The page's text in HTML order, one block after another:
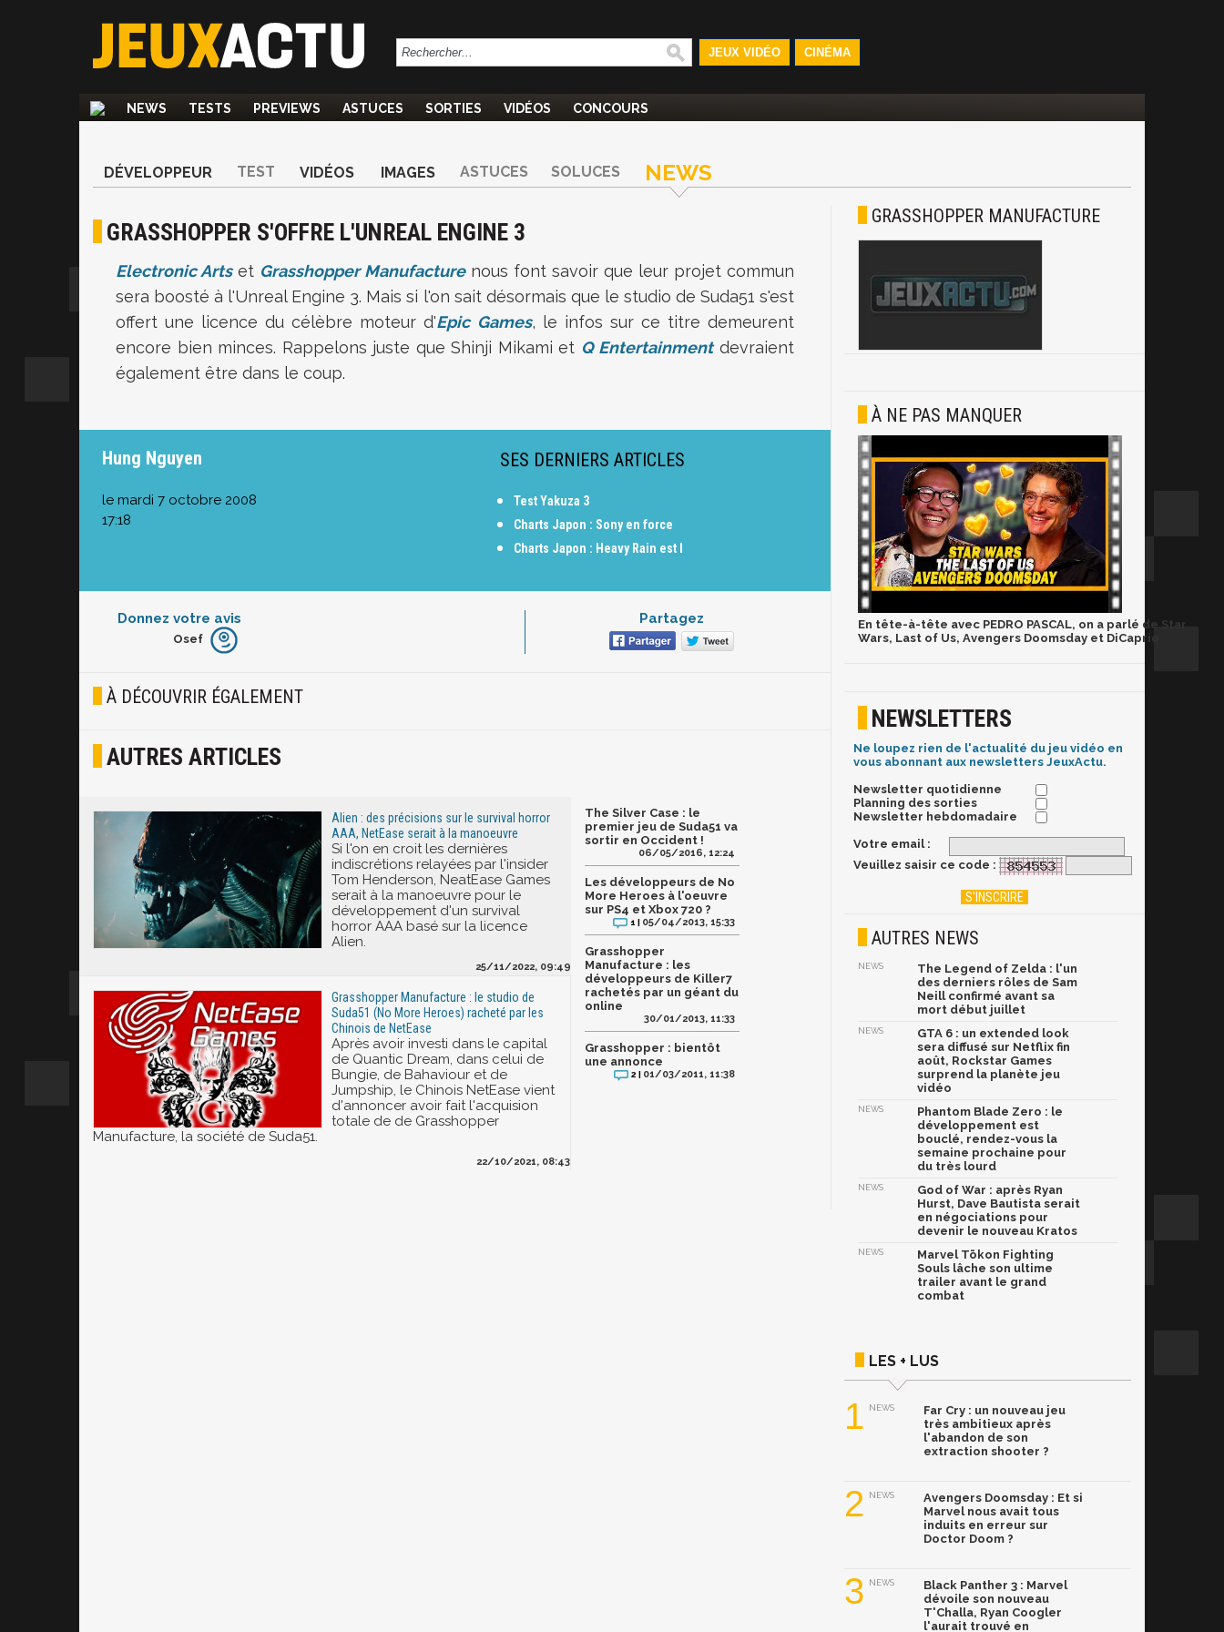
JEUX VIDÉO CINÉMA
NEWS TESTS PREVIEWS ASTUCES SORTIES VIDÉOS CONCOURS
DÉVELOPPEUR TEST VIDÉOS IMAGES ASTUCES SOLUCES NEWS
GRASSHOPPER S'OFFRE L'UNREAL ENGINE 3
Electronic Artset Grasshopper Manufacturenous font savoir que leur projet commun
sera boosté à l'Unreal Engine 3. Mais si l'on sait désormais que le studio de Suda51 s'est
offert une licence du célèbre moteur d'Epic Games, le infos sur ce titre demeurent
encore bien minces. Rappelons juste que Shinji Mikami et Q Entertainmentdevraient
également être dans le coup.
Hung Nguyen
le mardi 7 octobre 2008
17:18
SES DERNIERS ARTICLES
Test Yakuza 3
Charts Japon : Sony en force
Charts Japon : Heavy Rain est l
Donnez votre avis
Furieux
Joyeux
Osef
Partagez
À DÉCOUVRIR ÉGALEMENT
AUTRES ARTICLES
Alien : des précisions sur le survival horror
AAA, NetEase serait à la manoeuvre
Si l'on en croit les dernières
indiscrétions relayées par l'insider
Tom Henderson, NeatEase Games
serait à la manoeuvre pour le
développement d'un survival
horror AAA basé sur la licence
Alien.
25/11/2022, 09:49
Grasshopper Manufacture : le studio de
Suda51 (No More Heroes) racheté par les
Chinois de NetEase
Après avoir investi dans le capital
de Quantic Dream, dans celui de
Bungie, de Bahaviour et de
Jumpship, le Chinois NetEase vient
d'annoncer avoir fait l'acquision
totale de de Grasshopper
Manufacture, la société de Suda51.
22/10/2021, 08:43
The Silver Case : le
premier jeu de Suda51 va
sortir en Occident !
06/05/2016, 12:24
Les développeurs de No
More Heroes à l'oeuvre
sur PS4 et Xbox 720 ?
1 | 05/04/2013, 15:33
Grasshopper
Manufacture : les
développeurs de Killer7
rachetés par un géant du
online
30/01/2013, 11:33
Grasshopper : bientôt
une annonce
2 | 01/03/2011, 11:38
GRASSHOPPER MANUFACTURE
À NE PAS MANQUER
En tête-à-tête avec PEDRO PASCAL, on a parlé de Star
Wars, Last of Us, Avengers Doomsday et DiCaprio
NEWSLETTERS
Ne loupez rien de l'actualité du jeu vidéo en
vous abonnant aux newsletters JeuxActu.
Newsletter quotidienne
Planning des sorties
Newsletter hebdomadaire
Votre email :
Veuillez saisir ce code :
AUTRES NEWS
NEWS
The Legend of Zelda : l'un
des derniers rôles de Sam
Neill confirmé avant sa
mort début juillet
NEWS
GTA 6 : un extended look
sera diffusé sur Netflix fin
août, Rockstar Games
surprend la planète jeu
vidéo
NEWS
Phantom Blade Zero : le
développement est
bouclé, rendez-vous la
semaine prochaine pour
du très lourd
NEWS
God of War : après Ryan
Hurst, Dave Bautista serait
en négociations pour
devenir le nouveau Kratos
NEWS
Marvel Tōkon Fighting
Souls lâche son ultime
trailer avant le grand
combat
LES + LUS
1 NEWS
Far Cry : un nouveau jeu
très ambitieux après
l'abandon de son
extraction shooter ?
2 NEWS
Avengers Doomsday : Et si
Marvel nous avait tous
induits en erreur sur
Doctor Doom ?
3 NEWS
Black Panther 3 : Marvel
dévoile son nouveau
T'Challa, Ryan Coogler
l'aurait trouvé en